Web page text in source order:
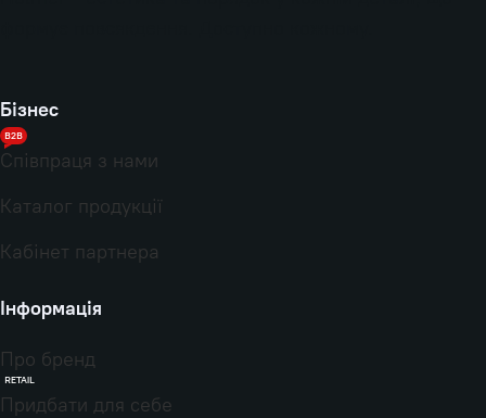
Бізнес
Співпраця з нами
B2B
Каталог продукції
Кабінет партнера
Інформація
Про бренд
Придбати для себе
RETAIL